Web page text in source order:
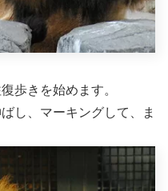
歩きを始めます。
し、マーキングして、ま